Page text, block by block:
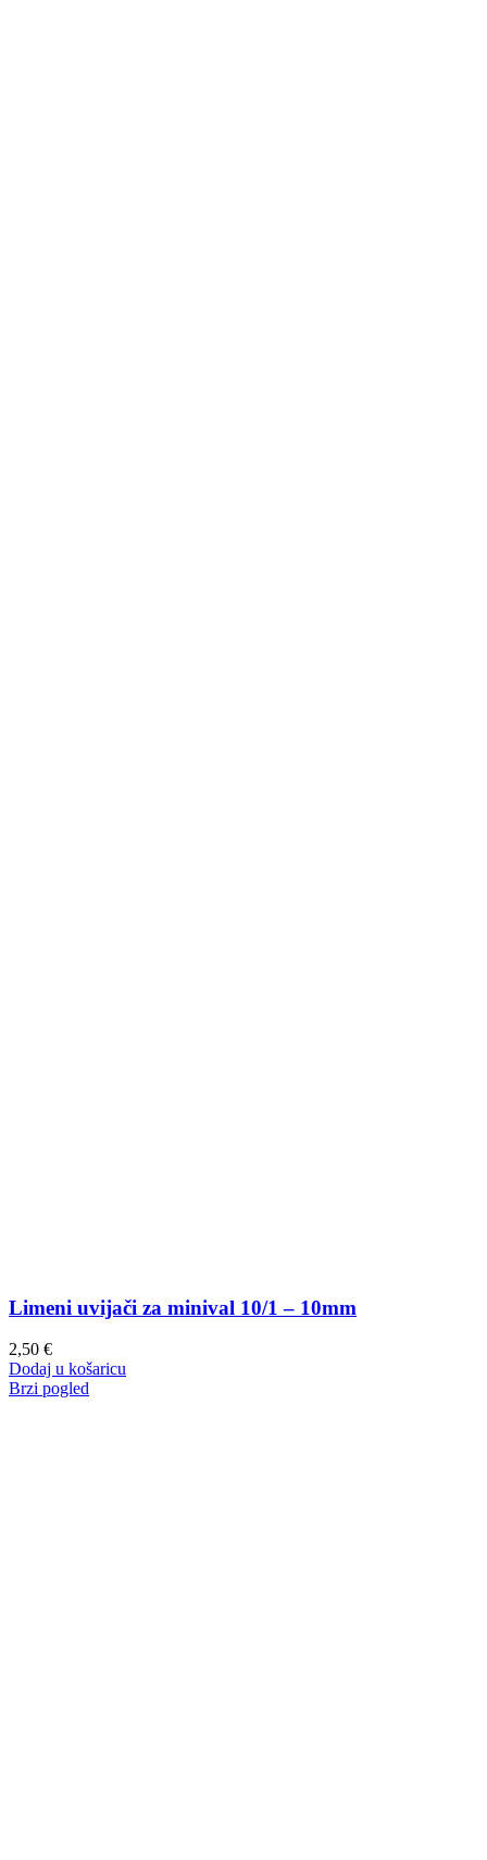
Limeni uvijači za minival 10/1 – 10mm
2,50 €
Dodaj u košaricu
Brzi pogled